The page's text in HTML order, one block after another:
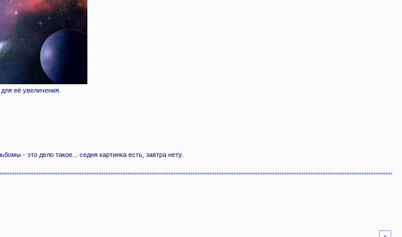
её увеличения.
- это дело такое... седня картинка есть, завтра нету.